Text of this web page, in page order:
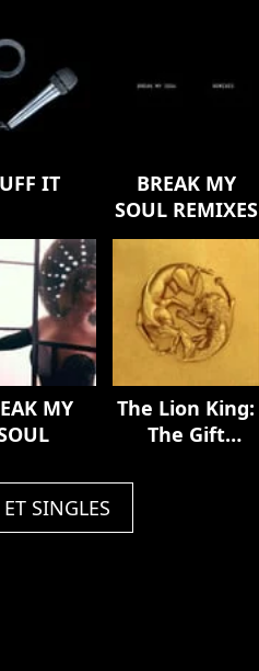
IT
BREAK MY
SOUL REMIXES
MY
The Lion King:
The Gift
SINGLES